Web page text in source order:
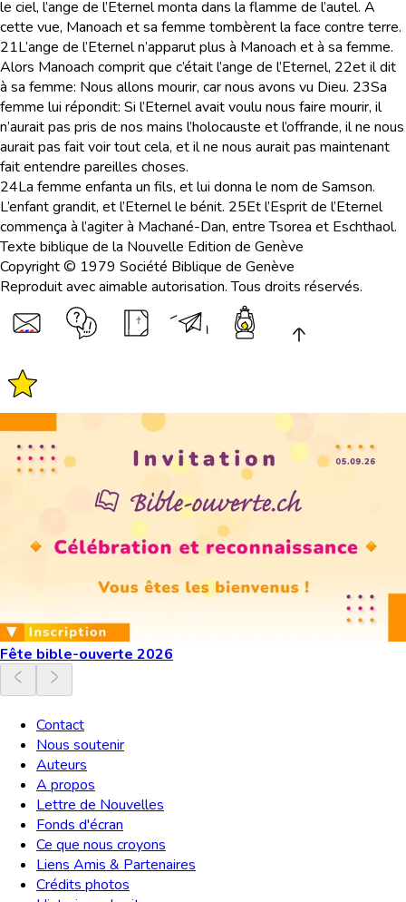
le ciel, l’ange de l’Eternel monta dans la flamme de l’autel. A
cette vue, Manoach et sa femme tombèrent la face contre terre.
21L’ange de l’Eternel n’apparut plus à Manoach et à sa femme.
Alors Manoach comprit que c’était l’ange de l’Eternel, 22et il dit
à sa femme: Nous allons mourir, car nous avons vu Dieu. 23Sa
femme lui répondit: Si l’Eternel avait voulu nous faire mourir, il
n’aurait pas pris de nos mains l’holocauste et l’offrande, il ne nous
aurait pas fait voir tout cela, et il ne nous aurait pas maintenant
fait entendre pareilles choses.
24La femme enfanta un fils, et lui donna le nom de Samson.
L’enfant grandit, et l’Eternel le bénit. 25Et l’Esprit de l’Eternel
commença à l’agiter à Machané-Dan, entre Tsorea et Eschthaol.
Texte biblique de la Nouvelle Edition de Genève
Copyright © 1979 Société Biblique de Genève
Reproduit avec aimable autorisation. Tous droits réservés.
Fête bible-ouverte 2026
Contact
Nous soutenir
Auteurs
A propos
Lettre de Nouvelles
Fonds d'écran
Ce que nous croyons
Liens Amis & Partenaires
Crédits photos